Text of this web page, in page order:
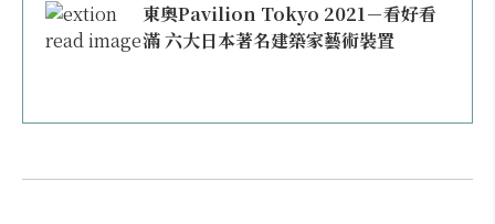
東奧Pavilion Tokyo 2021－看好看
滿 六大日本著名建築家藝術裝置